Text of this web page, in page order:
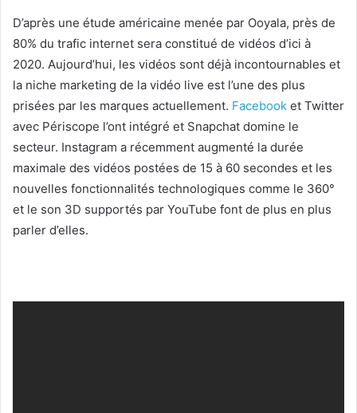
D’après une étude américaine menée par Ooyala, près de
80% du trafic internet sera constitué de vidéos d’ici à
2020. Aujourd’hui, les vidéos sont déjà incontournables et
la niche marketing de la vidéo live est l’une des plus
prisées par les marques actuellement. Facebook et Twitter
avec Périscope l’ont intégré et Snapchat domine le
secteur. Instagram a récemment augmenté la durée
maximale des vidéos postées de 15 à 60 secondes et les
nouvelles fonctionnalités technologiques comme le 360°
et le son 3D supportés par YouTube font de plus en plus
parler d’elles.